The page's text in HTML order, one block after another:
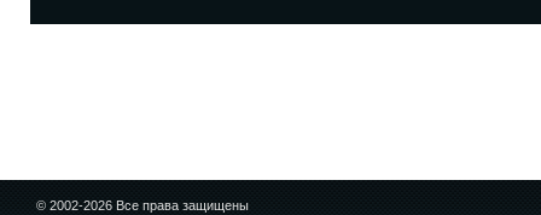
© 2002-2026 Все права защищены